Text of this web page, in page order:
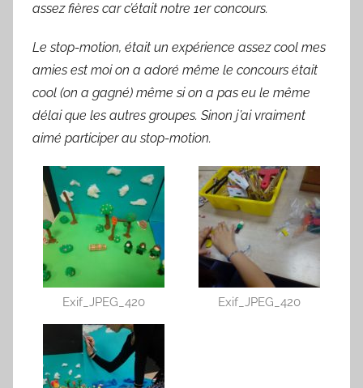
assez fières car c’était notre 1er concours.
Le stop-motion, était un expérience assez cool mes
amies est moi on a adoré même le concours était
cool (on a gagné) même si on a pas eu le même
délai que les autres groupes. Sinon j’ai vraiment
aimé participer au stop-motion.
Exif_JPEG_420 Exif_JPEG_420